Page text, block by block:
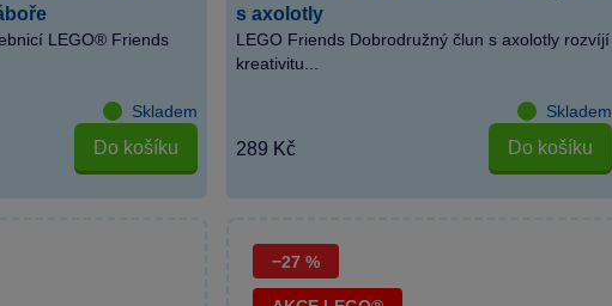
LEGO® Friends
Skladem
Do košíku
s axolotly
LEGO Friends Dobrodružný člun s axolotly rozvíjí
kreativitu...
Skladem
289 Kč Do košíku
−27 %